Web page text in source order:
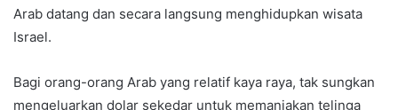
Arab datang dan secara langsung menghidupkan wisata
Israel.
Bagi orang-orang Arab yang relatif kaya raya, tak sungkan
mengeluarkan dolar sekedar untuk memanjakan telinga